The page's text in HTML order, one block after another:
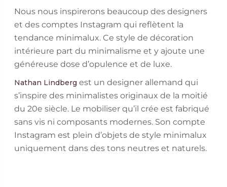
Nous nous inspirerons beaucoup des designers
et des comptes Instagram qui reflètent la
tendance minimalux. Ce style de décoration
intérieure part du minimalisme et y ajoute une
généreuse dose d’opulence et de luxe.
Nathan Lindberg est un designer allemand qui
s’inspire des minimalistes originaux de la moitié
du 20e siècle. Le mobiliser qu’il crée est fabriqué
sans vis ni composants modernes. Son compte
Instagram est plein d’objets de style minimalux
uniquement dans des tons neutres et naturels.